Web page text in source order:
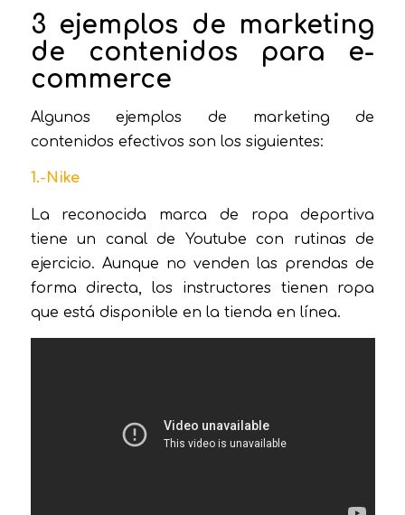
3 ejemplos de marketing
de contenidos para e-
commerce
Algunos ejemplos de marketing de
contenidos efectivos son los siguientes:
1.-Nike
La reconocida marca de ropa deportiva
tiene un canal de Youtube con rutinas de
ejercicio. Aunque no venden las prendas de
forma directa, los instructores tienen ropa
que está disponible en la tienda en línea.